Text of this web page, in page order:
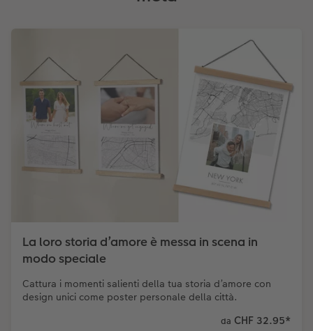
La loro storia d’amore è messa in scena in
modo speciale
Cattura i momenti salienti della tua storia d’amore con
design unici come poster personale della città.
da CHF 32.95*